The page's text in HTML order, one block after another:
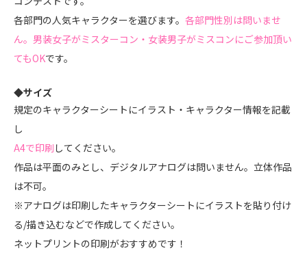
各部門の人気キャラクターを選びます。 各部門性別は問いませ
ん。男装女子がミスターコン・女装男子がミスコンにご参加頂い
てもOKです。
◆サイズ
規定のキャラクターシートにイラスト・キャラクター情報を記載
し
A4で印刷 してください。
作品は平面のみとし、デジタルアナログは問いません。立体作品
は不可。
※アナログは印刷したキャラクターシートにイラストを貼り付け
る/描き込むなどで作成してください。
ネットプリントの印刷がおすすめです！